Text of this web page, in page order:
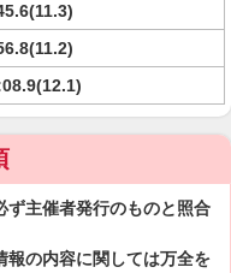
ず主催者発行のものと照合
報の内容に関しては万全を